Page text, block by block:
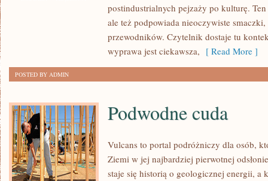
postindustrialnych pejzaży po kulturę.
ale też podpowiada nieoczywiste
przewodników. Czytelnik dostaje tu
wyprawa jest ciekawsza, [ Read More ]
POSTED BY ADMIN
Podwodne cuda
Vulcans to portal podróżniczy dla osób,
Ziemi w jej najbardziej pierwotnej
staje się historią o geologicznej energii, a